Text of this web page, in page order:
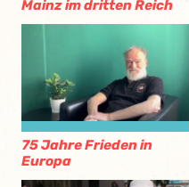
Mainz im dritten Reich
75 Jahre Frieden in
Europa